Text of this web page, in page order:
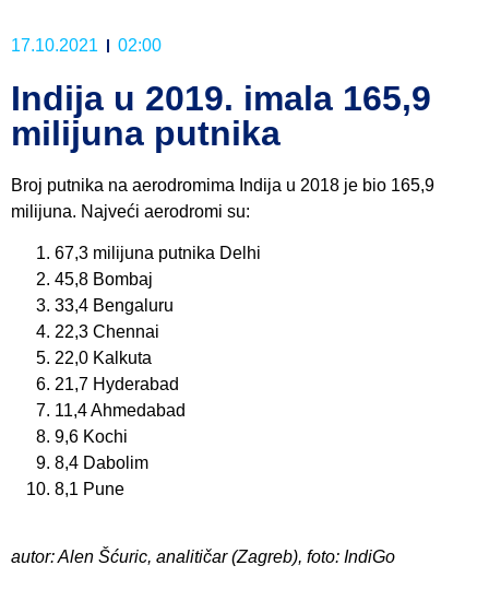
17.10.2021 02:00
Indija u 2019. imala 165,9
milijuna putnika
Broj putnika na aerodromima Indija u 2018 je bio 165,9
milijuna. Najveći aerodromi su:
67,3 milijuna putnika Delhi
45,8 Bombaj
33,4 Bengaluru
22,3 Chennai
22,0 Kalkuta
21,7 Hyderabad
11,4 Ahmedabad
9,6 Kochi
8,4 Dabolim
8,1 Pune
autor: Alen Šćuric, analitičar (Zagreb), foto: IndiGo